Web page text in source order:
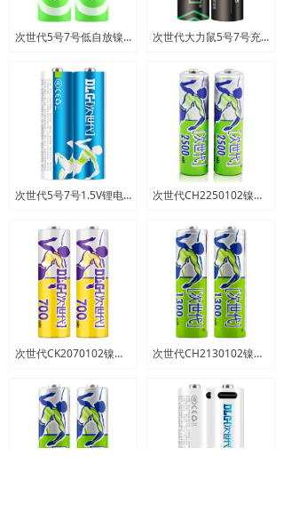
次世代5号7号低自放镍氢充电电池 次世代大力鼠5号7号充电电池
次世代5号7号1.5V锂电池可充电 次世代CH2250102镍氢5号2500MAH充电电池
次世代CK2070102镍镉5号700MAH充电电池 次世代CH2130102镍氢5号1300MAH充电电池